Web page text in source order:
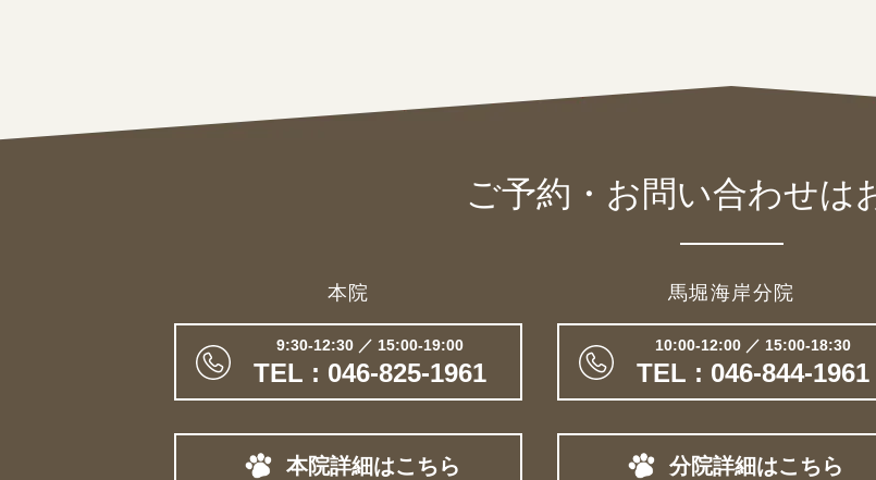
ご予約・お問い合わせは
本院
9:30-12:30 ／ 15:00-19:00
TEL : 046-825-1961
本院詳細はこちら
馬堀海岸分院
10:00-12:00 ／ 15:00-18:30
TEL : 046-844-1961
分院詳細はこちら